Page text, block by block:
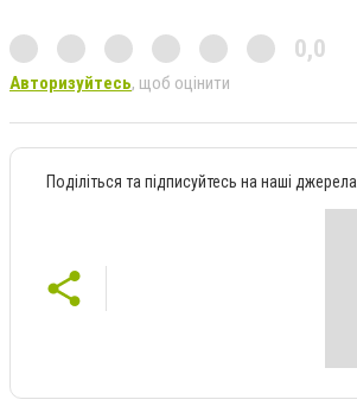
0,0
Авторизуйтесь, щоб оцінити
Поділіться та підписуйтесь на наші джерела